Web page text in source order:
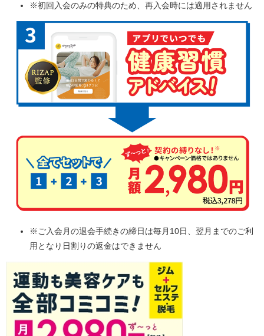
※初回入会のみの特典のため、再入会時には適用されません
※ご入会月の退会手続きの締日は毎月10日、翌月までのご利
用となり日割りの返金はできません